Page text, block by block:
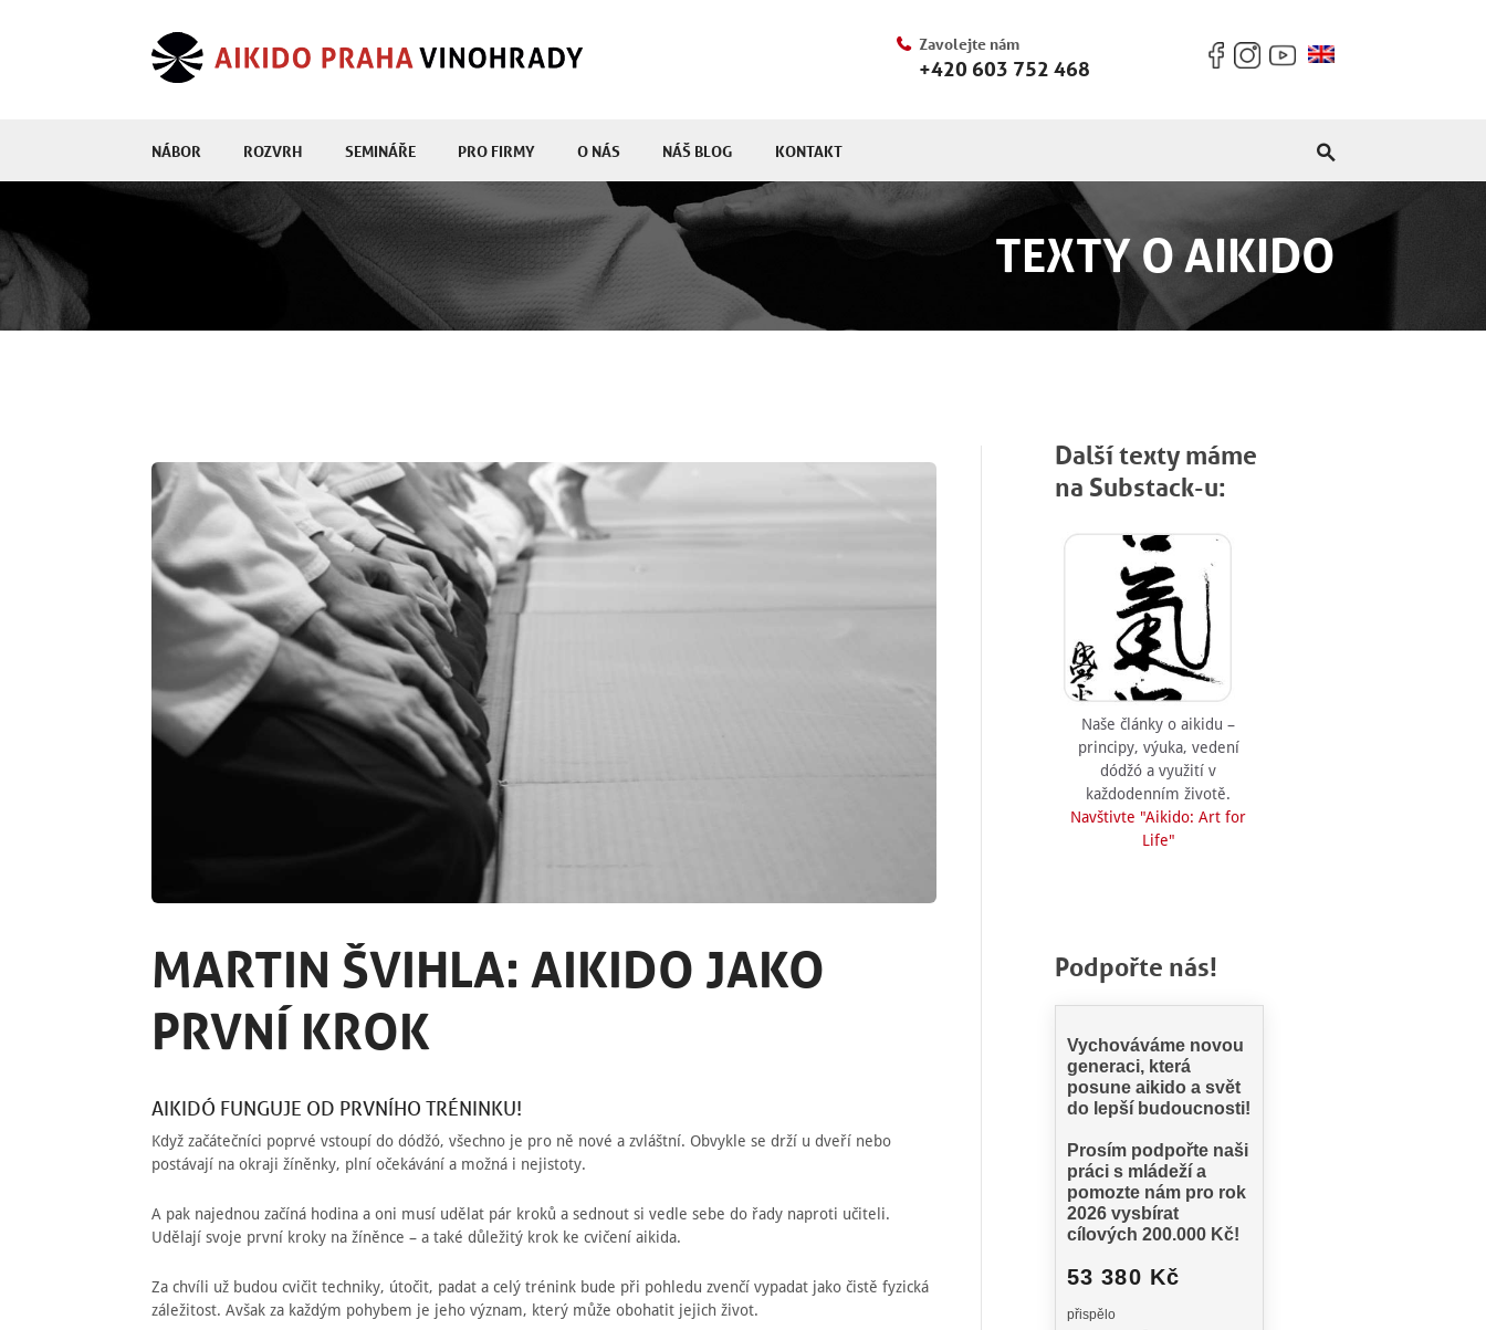
Zavolejte nám
+420 603 752 468
NÁBOR ROZVRH SEMINÁŘE PRO FIRMY O NÁS NÁŠ BLOG KONTAKT
TEXTY O AIKIDO
MARTIN ŠVIHLA: AIKIDO JAKO
PRVNÍ KROK
AIKIDÓ FUNGUJE OD PRVNÍHO TRÉNINKU!
Když začátečníci poprvé vstoupí do dódžó, všechno je pro ně nové a zvláštní. Obvykle se drží u dveří nebo
postávají na okraji žíněnky, plní očekávání a možná i nejistoty.
A pak najednou začíná hodina a oni musí udělat pár kroků a sednout si vedle sebe do řady naproti učiteli.
Udělají svoje první kroky na žíněnce – a také důležitý krok ke cvičení aikida.
Za chvíli už budou cvičit techniky, útočit, padat a celý trénink bude při pohledu zvenčí vypadat jako čistě fyzická
záležitost. Avšak za každým pohybem je jeho význam, který může obohatit jejich život.
Další texty máme
na Substack-u:
Naše články o aikidu –
principy, výuka, vedení
dódžó a využití v
každodenním životě.
Navštivte "Aikido: Art for
Life"
Podpořte nás!